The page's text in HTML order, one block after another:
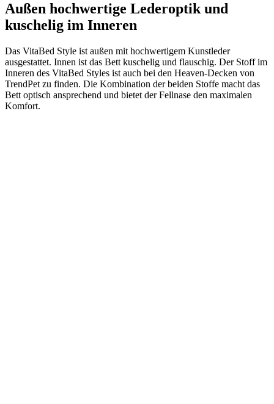
Außen hochwertige Lederoptik und
kuschelig im Inneren
Das VitaBed Style ist außen mit hochwertigem Kunstleder
ausgestattet. Innen ist das Bett kuschelig und flauschig. Der Stoff im
Inneren des VitaBed Styles ist auch bei den Heaven-Decken von
TrendPet zu finden. Die Kombination der beiden Stoffe macht das
Bett optisch ansprechend und bietet der Fellnase den maximalen
Komfort.